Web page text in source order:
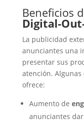
Beneficios
Digital-
La publicidad
anunciantes una
presentar sus
atención.
ofrece:
Aumento de
anunciantes